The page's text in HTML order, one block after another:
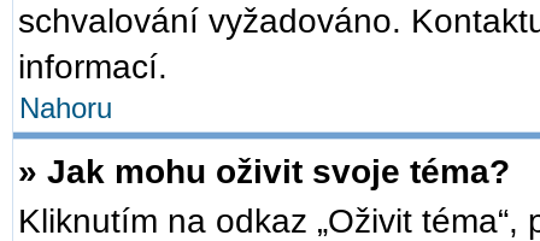
schvalování vyžadováno.
informací.
Nahoru
» Jak mohu oživit svoje téma?
Kliknutím na odkaz „Oživit